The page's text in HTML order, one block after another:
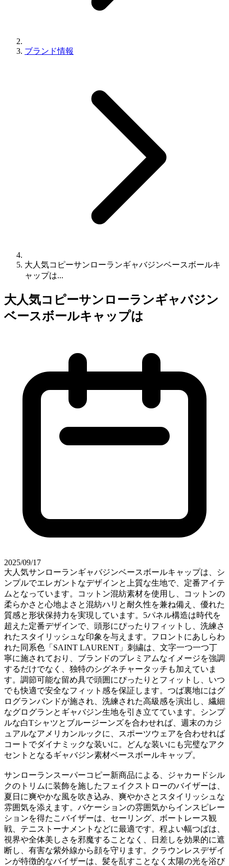
ブランド情報
大人気コピーサンローランギャバジンベースボールキ
ャップは...
大人気コピーサンローランギャバジン
ベースボールキャップは
2025/09/17
大人気サンローランギャバジンベースボールキャップは、シ
ンプルでエレガントなデザインと上質な生地で、定番アイテ
ムとなっています。コットン混紡素材を使用し、コットンの
柔らかさと心地よさと混紡ハリと耐久性を兼ね備え、優れた
質感と形状保持力を実現しています。5パネル構造は時代を
超えた定番デザインで、頭形にぴったりフィットし、洗練さ
れたスタイリッシュな印象を与えます。フロントにあしらわ
れた同系色「SAINT LAURENT」刺繍は、文字一つ一つ丁
寧に施されており、ブランドのプレミアムなイメージを強調
するだけでなく、独特のシグネチャータッチも加えていま
す。調節可能な留め具で頭囲にぴったりとフィットし、いつ
でも快適で安全なフィット感を保証します。つば裏地にはグ
ログランバンドが施され、洗練された高級感を演出し、繊細
なグログランとギャバジン生地を引き立てています。シンプ
ルな白Tシャツとブルージーンズを合わせれば、週末のカジ
ュアルなアメリカンルックに、スポーツウェアを合わせれば
コートでダイナミックな装いに。どんな装いにも完璧なアク
セントとなるギャバジン素材ベースボールキャップ。
サンローランスーパーコピー新商品による、ジャカードシル
クのトリムに装飾を施したフェイクストローのバイザーは、
夏日に爽やかな風を吹き込み、爽やかさとスタイリッシュな
雰囲気を添えます。バケーションの雰囲気からインスピレー
ションを得たこバイザーは、セーリング、ボートレース観
戦、テニストーナメントなどに最適です。程よい幅つばは、
視界や全体美しさを邪魔することなく、日差しを効果的に遮
断し、有害な紫外線から顔を守ります。クラウンレスデザイ
ンが特徴的なバイザーは、髪を乱すことなく太陽の光を浴び